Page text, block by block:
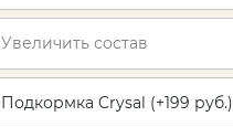
Увеличить состав
Подкормка Crysal (+199 руб.)